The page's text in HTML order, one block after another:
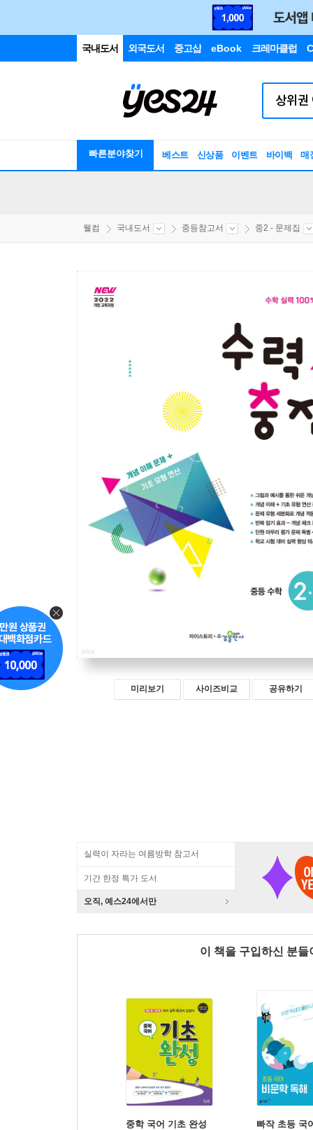
국내도서 외국도서 중고샵 eBook 크레마클럽
빠른분야찾기 베스트 신상품 이벤트 바이백 매
웰컴 국내도서 중등참고서 중2 - 문제집
미리보기 사이즈비교 공유하기
실력이 자라는 여름방학 참고서
기간 한정 특가 도서
오직, 예스24에서만
이 책을 구입하신 분
중학 국어 기초 완성
빠작 초등 국